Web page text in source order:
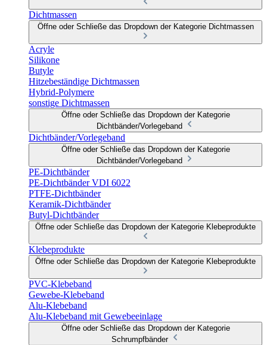
Dichtmassen
Öffne oder Schließe das Dropdown der Kategorie Dichtmassen
Acryle
Silikone
Butyle
Hitzebeständige Dichtmassen
Hybrid-Polymere
sonstige Dichtmassen
Öffne oder Schließe das Dropdown der Kategorie
Dichtbänder/Vorlegeband
Dichtbänder/Vorlegeband
Öffne oder Schließe das Dropdown der Kategorie
Dichtbänder/Vorlegeband
PE-Dichtbänder
PE-Dichtbänder VDI 6022
PTFE-Dichtbänder
Keramik-Dichtbänder
Butyl-Dichtbänder
Öffne oder Schließe das Dropdown der Kategorie Klebeprodukte
Klebeprodukte
Öffne oder Schließe das Dropdown der Kategorie Klebeprodukte
PVC-Klebeband
Gewebe-Klebeband
Alu-Klebeband
Alu-Klebeband mit Gewebeeinlage
Öffne oder Schließe das Dropdown der Kategorie
Schrumpfbänder